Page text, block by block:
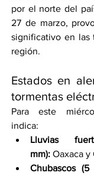
por el norte del
27 de marzo,
significativo en las
región.
Estados en
tormentas
Para este
indica:
Lluvias
mm): Oaxaca y
Chubascos